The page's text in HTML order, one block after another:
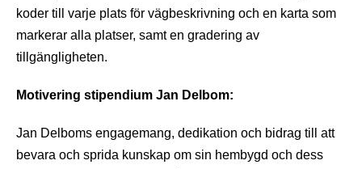
koder till varje plats för vägbeskrivning och en karta som
markerar alla platser, samt en gradering av
tillgängligheten.
Motivering stipendium Jan Delbom:
Jan Delboms engagemang, dedikation och bidrag till att
bevara och sprida kunskap om sin hembygd och dess